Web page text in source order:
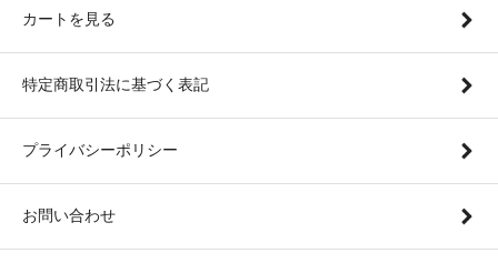
カートを見る
特定商取引法に基づく表記
プライバシーポリシー
お問い合わせ